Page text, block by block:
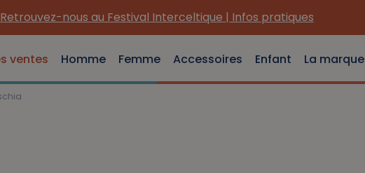
Retrouvez-nous au Festival Interceltique | Infos pratiques
ventes Homme Femme Accessoires Enfant La marque